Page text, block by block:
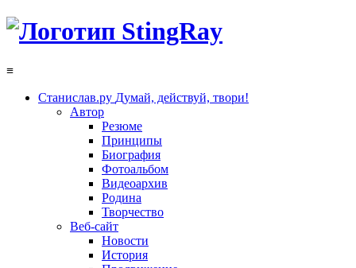
≡
Станислав.ру Думай, действуй, твори!
Автор
Резюме
Принципы
Биография
Фотоальбом
Видеоархив
Родина
Творчество
Веб-сайт
Новости
История